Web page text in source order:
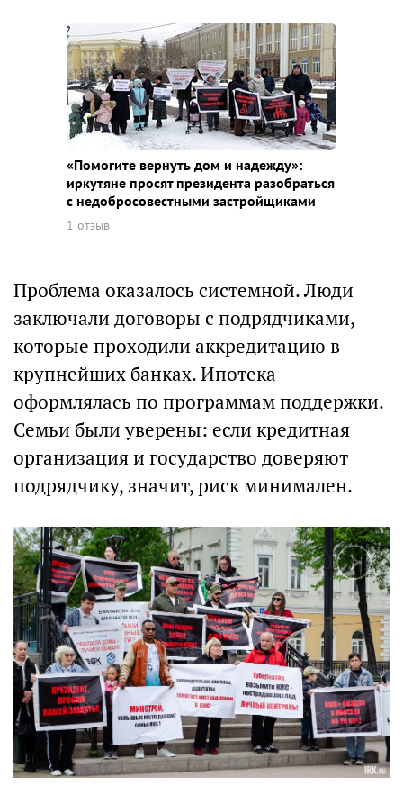
«Помогите вернуть дом и надежду»:
иркутяне просят президента разобраться
с недобросовестными застройщиками
1 отзыв
Проблема оказалось системной. Люди
заключали договоры с подрядчиками,
которые проходили аккредитацию в
крупнейших банках. Ипотека
оформлялась по программам поддержки.
Семьи были уверены: если кредитная
организация и государство доверяют
подрядчику, значит, риск минимален.